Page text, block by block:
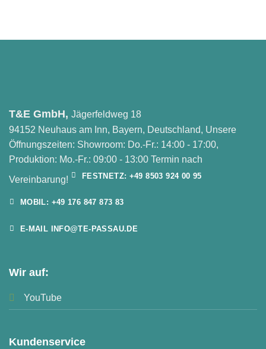
T&E GmbH, Jägerfeldweg 18
94152 Neuhaus am Inn, Bayern, Deutschland, Unsere
Öffnungszeiten: Showroom: Do.-Fr.: 14:00 - 17:00,
Produktion: Mo.-Fr.: 09:00 - 13:00 Termin nach
Vereinbarung!
FESTNETZ: +49 8503 924 00 95
MOBIL: +49 176 847 873 83
E-MAIL INFO@TE-PASSAU.DE
Wir auf:
YouTube
Kundenservice